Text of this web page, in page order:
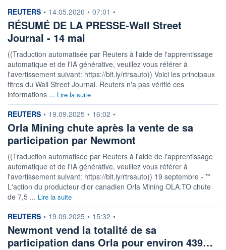
0
VALORISATION
5 052 MCAD
CAPI.
BOURSIÈRE
04.08.26 / 22:00:00
LIMITE À LA
BAISSE
1,913
LIMITE À LA
HAUSSE
133,910
ESTIMÉ 2026
0,67%
2026
DERNIER
DIVIDENDE
0,00 CAD
DATE
DERNIER
DIVIDENDE
PROCHAIN
DIVIDENDE
-
ÉLIGIBILITÉ
Non éligible
Boursobank
+ PORTEFEUILLE
information fournie par
REUTERS • 14.05.2026 • 07:01 •
RÉSUMÉ DE LA PRESSE-Wall Street
Journal - 14 mai
((Traduction automatisée par Reuters à l'aide de l'apprentissage
automatique et de l'IA générative, veuillez vous référer à
l'avertissement suivant: https://bit.ly/rtrsauto)) Voici les principaux
titres du Wall Street Journal. Reuters n'a pas vérifié ces
informations ... Lire la suite
information fournie par
REUTERS • 19.09.2025 • 16:02 •
Orla Mining chute après la vente de sa
participation par Newmont
((Traduction automatisée par Reuters à l'aide de l'apprentissage
automatique et de l'IA générative, veuillez vous référer à
l'avertissement suivant: https://bit.ly/rtrsauto)) 19 septembre - **
L'action du producteur d'or canadien Orla Mining OLA.TO chute
de 7,5 ... Lire la suite
information fournie par
REUTERS • 19.09.2025 • 15:32 •
Newmont vend la totalité de sa
participation dans Orla pour environ 439…